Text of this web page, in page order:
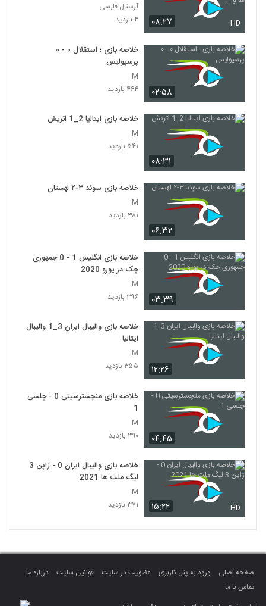
۰۸:۲۷ HD
آرسنال فارسی
۴ بازدید
۰۲:۵۸
خلاصه بازی ؛ استقلال ۰ - ۰
پرسپولیس
M
۴۶۴ بازدید
۰۸:۳۱
خلاصه بازی ایتالیا 2_1 اتريش
M
۵۴۱ بازدید
۰۶:۳۲
خلاصه بازی سوئد ۳-۲ لهستان
M
۳۸۱ بازدید
۰۳:۳۹
خلاصه بازی انگلیس 1 - 0 جمهوری
چک در یورو 2020
M
۳۹۶ بازدید
۱۲:۲۶
خلاصه بازی والیبال ایران 3_1 والیبال
ایتالیا
M
۳۵۵ بازدید
۰۴:۴۵
خلاصه بازی منچسترسیتی 0 - چلسی
1
M
۳۹۰ بازدید
۱۵:۲۲ HD
خلاصه بازی والیبال ایران 0 - ژاپن 3
لیگ ملت ها 2021
M
۳۷۱ بازدید
صفحه اصلی ورود به پنل کاربری عضویت در سایت قوانین سایت
درباره ما
تماس با ما